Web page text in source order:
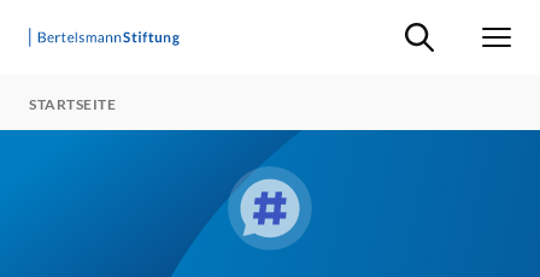
Suche ein-/
STARTSEITE